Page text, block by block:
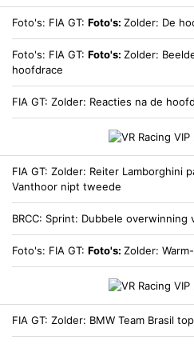
Foto's FIA GT Foto's: Zolder: De
Foto's FIA GT Foto's: Zolder:
hoofdrace
FIA GT Zolder: Reacties na de
FIA GT Zolder: Reiter Lamborghini
Vanthoor nipt tweede
BRCC Sprint: Dubbele overwinning
Foto's FIA GT Foto's: Zolder:
FIA GT Zolder: BMW Team Brasil